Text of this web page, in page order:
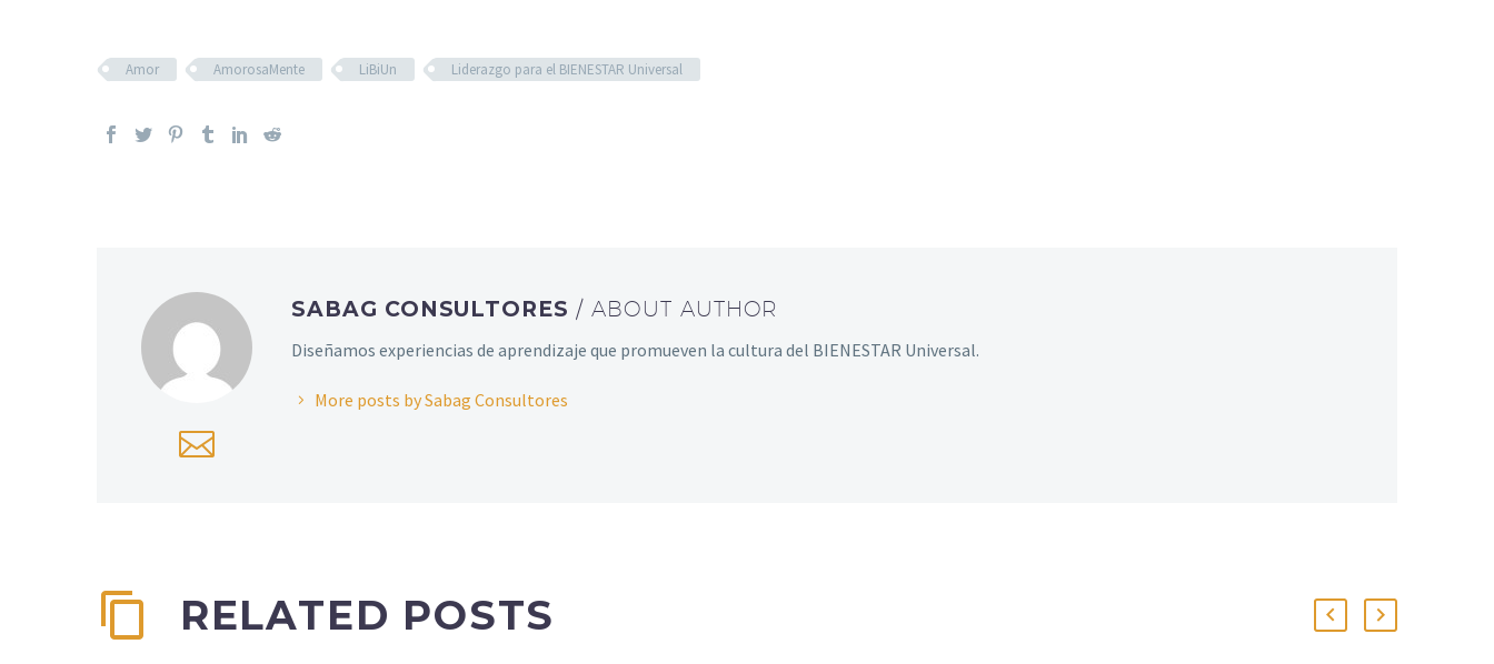
Amor AmorosaMente LiBiUn Liderazgo para el BIENESTAR Universal
SABAG CONSULTORES / ABOUT AUTHOR
Diseñamos experiencias de aprendizaje que promueven la cultura del BIENESTAR Universal.
More posts by Sabag Consultores
RELATED POSTS